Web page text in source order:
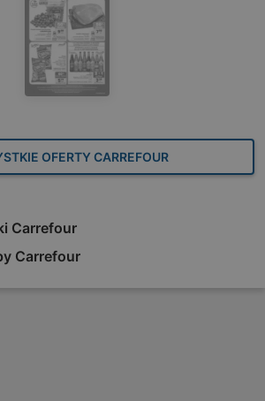
OFERTY CARREFOUR
Carrefour
Carrefour